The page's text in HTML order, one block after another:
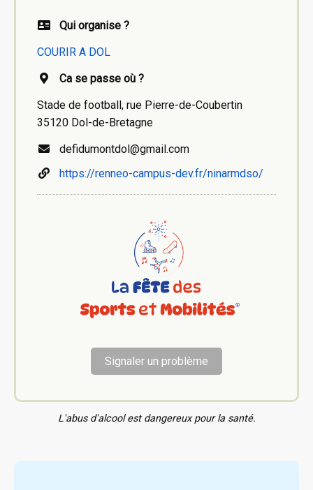
Qui organise ?
COURIR A DOL
Ca se passe où ?
Stade de football, rue Pierre-de-Coubertin
35120 Dol-de-Bretagne
defidumontdol@gmail.com
https://renneo-campus-dev.fr/ninarmdso/
Signaler un problème
L'abus d'alcool est dangereux pour la santé.